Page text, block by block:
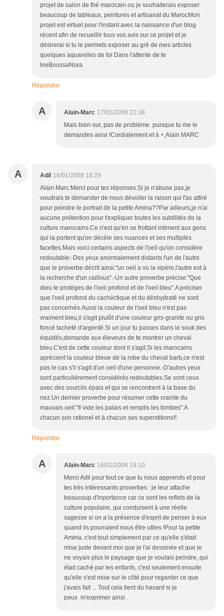
projet de salon de thé marocain ou je souhaiterais exposer
beaucoup de tableaux, peintures et artisanat du MarocMon
projet est virtuel pour l'instant avec la naissance d'un blog
récent afin de recueillir tous vos avis sur ce projet et je
désirerai si tu le permets exposer au gré de mes articles
quelques aquarelles de toi Dans l'attente de te
lireBoussaNora
Répondre
A Alain-Marc 17/01/2008 22:38
Mais bien-sur, pas de problème puisque tu me le
demandes ainsi !Cordialement et à +,Alain MARC
A Adil 16/01/2008 18:29
Alain Marc:Merci pour tes réponses.Si je n'abuse pas,je
voudrais te demander de nous dévoiler la raison qui t'as attiré
pour peindre le portrait de la petite Amina??Par ailleurs,je n'ai
aucune prétention pour t'expliquer toutes les subtilités de la
culture marocains.Ce n'est qu'en se frottant intiment aux gens
qui la portent qu'on décèle ses nuances et ses multiples
facettes.Mais voici certains aspects de l'oeil qu'on considère
redoutable:-Des yeux anormalement distants l'un de l'autre
que le proverbe décrit ainsi:"un oeil a vu la vipère,l'autre est à
la recherche d'un caillous".-Un autre proverbe précise:"Que
dieu te protèges de l'oeil profond et de l'oeil bleu".A préciser
que l'oeil profond du cachéctique et du déshydraté ne sont
pas concernés.Aussi la couleur de l'oeil bleu n'est pas
vraiment bleu,il s'agit plutôt d'une couleur gris-granite ou gris
foncé tacheté d'argenté.Si un jour tu passes dans le souk des
équidés,demande aux éleveurx de te montrer un cheval
bleu.C'est de cette couleur dont il s'agit.Si les marocains
aprécient la couleur bleue de la robe du cheval barb,ce n'est
pas le cas s'il s'agit d'un oeil d'une personne.-D'autres yeux
sont particulièrement considérés redoutables.Se sont ceux
avec des sourcils épais et qui se rencontrent à la base du
nez.Un dernier proverbe pour résumer cette crainte du
mauvais oeil:"Il vide les palais et remplis les tombes".A
chacun son rationel et à chacun ses superstitions!!
Répondre
A Alain-Marc 16/01/2008 19:10
Merci Adil pour tout ce que tu nous apprends et pour
tes très intéressants proverbes : je leur attache
beaucoup d'inportance car ce sont les reflets de la
culture populaire, qui conduisent à une réelle
sagesse si on a la présence d'esprit de penser à eux
quand ils pourraient nous être utiles !Pour la petite
Amina, c'est tout simplement par ce qu'elle s'était
mise juste devant moi que je l'ai dessinée et que je
ne voyais plus le paysage que je voulais peindre, qui
était caché par les enfants, c'est seulement ensuite
qu'elle s'est mise sur le côté pour regarder ce que
j'avais fait ... Tout cela tient du hasard si je
peux m'exprimer ainsi .